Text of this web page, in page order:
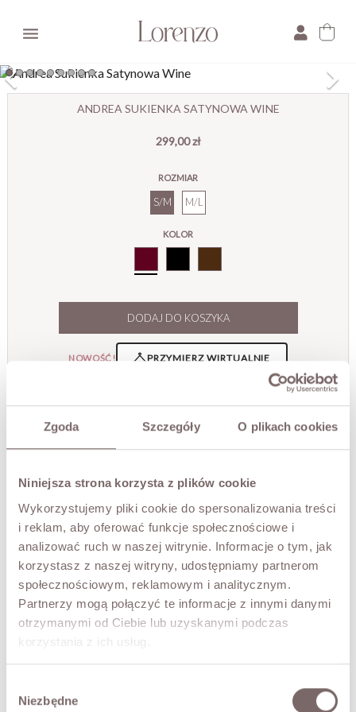
Zgoda Szczegóły O plikach cookies
Niniejsza strona korzysta z plików cookie
Wykorzystujemy pliki cookie do spersonalizowania treści
i reklam, aby oferować funkcje społecznościowe i
analizować ruch w naszej witrynie. Informacje o tym, jak
korzystasz z naszej witryny, udostępniamy partnerom
społecznościowym, reklamowym i analitycznym.
Partnerzy mogą połączyć te informacje z innymi danymi
otrzymanymi od Ciebie lub uzyskanymi podczas
korzystania z ich usług.
zgody
Niezbędne

ANDREA SUKIENKA SATYNOWA WINE
299,00 zł
ROZMIAR
S/M M/L
KOLOR
DODAJ DO KOSZYKA
NOWOŚĆ! PRZYMIERZ WIRTUALNIE
Elegancka sukienka o satynowym wykończeniu, która
łączy minimalistyczną formę z subtelną nutą
układa się na sylwetce, dodając jej lekkości, a dopasowany
kobiecości. To model idealny na wyjątkowe okazje –
nowoczesny, szykowny i ponadczasowy.
• produkt włoski,
• z tyłu wiązanie.
Modelka ma 173 cm wzrostu i prezentuje rozmiar S/M.